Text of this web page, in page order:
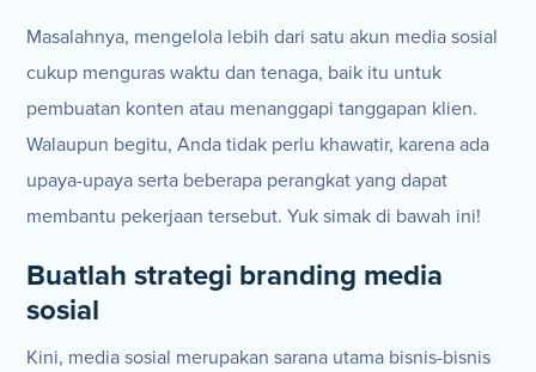
Masalahnya, mengelola lebih dari satu akun media sosial
cukup menguras waktu dan tenaga, baik itu untuk
pembuatan konten atau menanggapi tanggapan klien.
Walaupun begitu, Anda tidak perlu khawatir, karena ada
upaya-upaya serta beberapa perangkat yang dapat
membantu pekerjaan tersebut. Yuk simak di bawah ini!
Buatlah strategi branding media
sosial
Kini, media sosial merupakan sarana utama bisnis-bisnis